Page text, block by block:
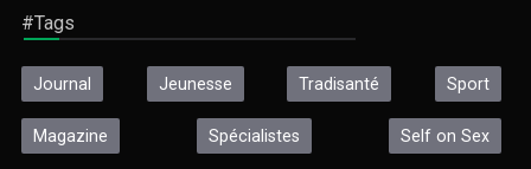
#Tags
Journal Jeunesse Tradisanté Sport
Magazine Spécialistes Self on Sex